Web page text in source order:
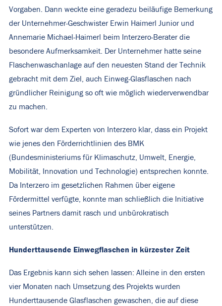
Vorgaben. Dann weckte eine geradezu beiläufige Bemerkung
der Unternehmer-Geschwister Erwin Haimerl Junior und
Annemarie Michael-Haimerl beim Interzero-Berater die
besondere Aufmerksamkeit. Der Unternehmer hatte seine
Flaschenwaschanlage auf den neuesten Stand der Technik
gebracht mit dem Ziel, auch Einweg-Glasflaschen nach
gründlicher Reinigung so oft wie möglich wiederverwendbar
zu machen.
Sofort war dem Experten von Interzero klar, dass ein Projekt
wie jenes den Förderrichtlinien des BMK
(Bundesministeriums für Klimaschutz, Umwelt, Energie,
Mobilität, Innovation und Technologie) entsprechen konnte.
Da Interzero im gesetzlichen Rahmen über eigene
Fördermittel verfügte, konnte man schließlich die Initiative
seines Partners damit rasch und unbürokratisch
unterstützen.
Hunderttausende Einwegflaschen in kürzester Zeit
Das Ergebnis kann sich sehen lassen: Alleine in den ersten
vier Monaten nach Umsetzung des Projekts wurden
Hunderttausende Glasflaschen gewaschen, die auf diese